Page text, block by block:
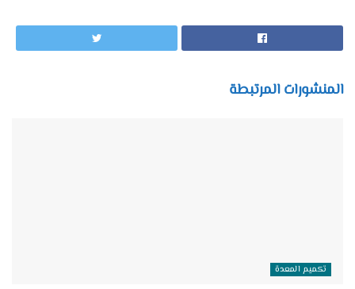
المنشورات المرتبطة
تكميم المعدة